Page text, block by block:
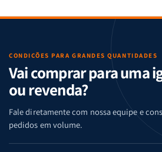
CONDIÇÕES PARA GRANDES QUANTIDADES
Vai comprar para uma
ou revenda?
Fale diretamente com nossa equipe e
pedidos em volume.